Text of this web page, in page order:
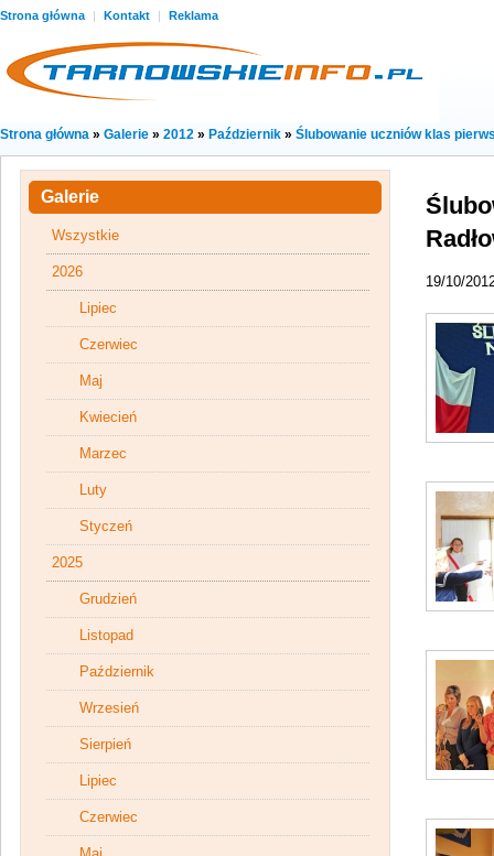
Strona główna | Kontakt | Reklama
Strona główna » Galerie » 2012 » Październik » Ślubowanie uczniów klas
19/10/
Galerie
Wszystkie
2026
Lipiec
Czerwiec
Maj
Kwiecień
Marzec
Luty
Styczeń
2025
Grudzień
Listopad
Październik
Wrzesień
Sierpień
Lipiec
Czerwiec